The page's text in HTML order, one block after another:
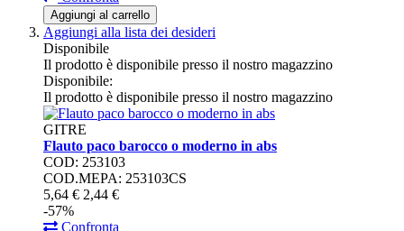
Aggiungi al carrello
Aggiungi alla lista dei desideri
Disponibile
Il prodotto è disponibile presso il nostro magazzino
Disponibile:
Il prodotto è disponibile presso il nostro magazzino
GITRE
Flauto paco barocco o moderno in abs
COD: 253103
COD.MEPA: 253103CS
5,64 € 2,44 €
-57%
Confronta